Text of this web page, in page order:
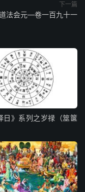
辅佐雷霆。急急如玉
天都火部无边大力神
火天火七星霹雳火
骑飞虎，狮子白择，
节钺，四天游行。铜
惊。洞天福地，岳渎
，不伏顺行。巨口风
下一篇
法会元—卷一百九十一
日》系列之岁禄（筮箧